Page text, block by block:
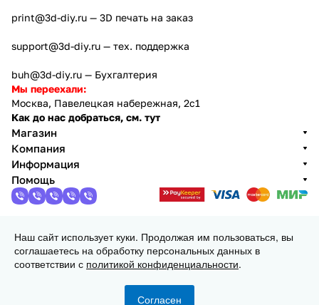
print@3d-diy.ru — 3D печать на заказ
support@3d-diy.ru — тех. поддержка
buh@3d-diy.ru — Бухгалтерия
Мы переехали:
Москва, Павелецкая набережная, 2с1
Как до нас добраться, см. тут
Магазин
Компания
Информация
Помощь
2013 - 2026 © 3DiY (Тридиай) - интернет-магазин
комплектующих для 3D принтеров, ЧПУ станков и
робототехники
Наш сайт использует куки. Продолжая им пользоваться, вы
соглашаетесь на обработку персональных данных в
соответствии с политикой конфиденциальности.
Согласен